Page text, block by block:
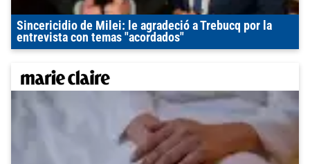
Sincericidio de Milei: le agradeció a Trebucq por la
entrevista con temas "acordados"